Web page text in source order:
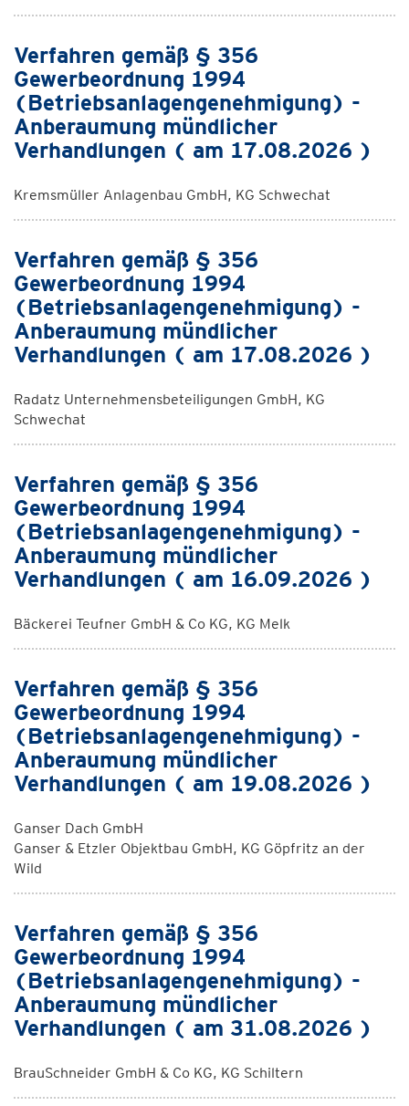
Verfahren gemäß § 356
Gewerbeordnung 1994
(Betriebsanlagengenehmigung) -
Anberaumung mündlicher
Verhandlungen ( am 17.08.2026 )
Kremsmüller Anlagenbau GmbH, KG Schwechat
Verfahren gemäß § 356
Gewerbeordnung 1994
(Betriebsanlagengenehmigung) -
Anberaumung mündlicher
Verhandlungen ( am 17.08.2026 )
Radatz Unternehmensbeteiligungen GmbH, KG
Schwechat
Verfahren gemäß § 356
Gewerbeordnung 1994
(Betriebsanlagengenehmigung) -
Anberaumung mündlicher
Verhandlungen ( am 16.09.2026 )
Bäckerei Teufner GmbH & Co KG, KG Melk
Verfahren gemäß § 356
Gewerbeordnung 1994
(Betriebsanlagengenehmigung) -
Anberaumung mündlicher
Verhandlungen ( am 19.08.2026 )
Ganser Dach GmbH
Ganser & Etzler Objektbau GmbH, KG Göpfritz an der
Wild
Verfahren gemäß § 356
Gewerbeordnung 1994
(Betriebsanlagengenehmigung) -
Anberaumung mündlicher
Verhandlungen ( am 31.08.2026 )
BrauSchneider GmbH & Co KG, KG Schiltern